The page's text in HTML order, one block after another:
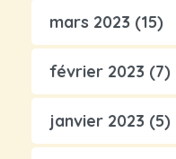
mars 2023 (15)
février 2023 (7)
janvier 2023 (5)